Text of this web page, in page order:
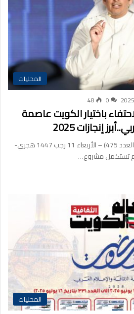
المحليات
0
48
حصاد 2025 | الاحتفاء باختيار الكويت عاصمة
إنجازات 2025
جريدة الوفاق – السنة الثانية (العدد 475) – الأربعاء 11 رجب 1447 هجري-
المحليات